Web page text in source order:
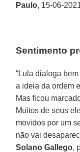
Paulo, 15-06-
Sentimento
“Lula dialoga
a ideia da ordem
Mas ficou
Muitos de seus
movidos por um
não vai
Solano Gallego,